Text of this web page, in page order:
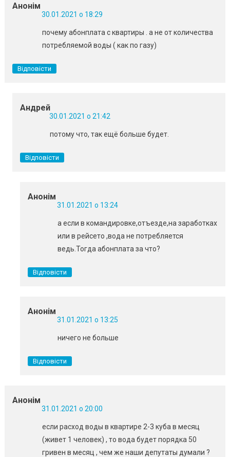
Анонім
30.01.2021 о 18:29
почему абонплата с квартиры . а не от количества
потребляемой воды ( как по газу)
Відповісти
Андрей
30.01.2021 о 21:42
потому что, так ещё больше будет.
Відповісти
Анонім
31.01.2021 о 13:24
а если в командировке,отъезде,на заработках
или в рейсето ,вода не потребляется
ведь.Тогда абонплата за что?
Відповісти
Анонім
31.01.2021 о 13:25
ничего не больше
Відповісти
Анонім
31.01.2021 о 20:00
если расход воды в квартире 2-3 куба в месяц
(живет 1 человек) , то вода будет порядка 50
гривен в месяц , чем же наши депутаты думали ?